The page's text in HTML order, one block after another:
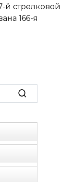
й стрелковой
166-я